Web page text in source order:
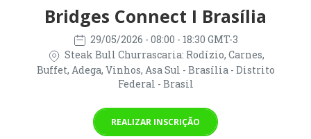
Bridges Connect I Brasília
29/05/2026 - 08:00 - 18:30 GMT-3
Steak Bull Churrascaria: Rodízio, Carnes,
Buffet, Adega, Vinhos, Asa Sul - Brasília - Distrito
Federal - Brasil
REALIZAR INSCRIÇÃO